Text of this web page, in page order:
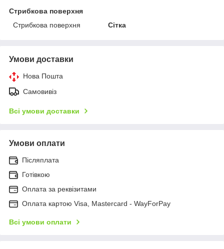
Стрибкова поверхня
Стрибкова поверхня
Сітка
Умови доставки
Нова Пошта
Самовивіз
Всі умови доставки
Умови оплати
Післяплата
Готівкою
Оплата за реквізитами
Оплата картою Visa, Mastercard - WayForPay
Всі умови оплати